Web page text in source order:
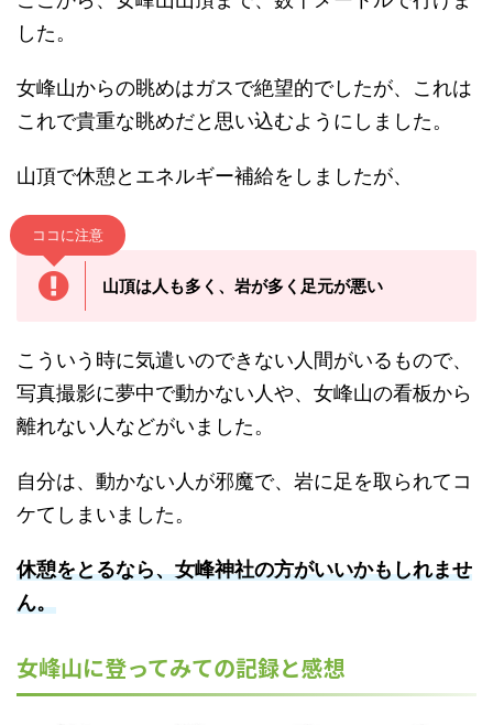
した。
女峰山からの眺めはガスで絶望的でしたが、これは
これで貴重な眺めだと思い込むようにしました。
山頂で休憩とエネルギー補給をしましたが、
ココに注意
山頂は人も多く、岩が多く足元が悪い
こういう時に気遣いのできない人間がいるもので、
写真撮影に夢中で動かない人や、女峰山の看板から
離れない人などがいました。
自分は、動かない人が邪魔で、岩に足を取られてコ
ケてしまいました。
休憩をとるなら、女峰神社の方がいいかもしれませ
ん。
女峰山に登ってみての記録と感想